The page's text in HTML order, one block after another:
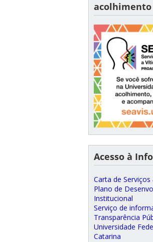
acolhimento
Acesso à
Carta de Serviços
Plano de
Institucional
Serviço de
Transparência
Universidade
Catarina